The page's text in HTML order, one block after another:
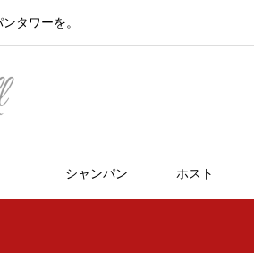
タワーを。
シャンパン ホスト